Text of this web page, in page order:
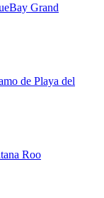
Grand
de Playa del
Roo